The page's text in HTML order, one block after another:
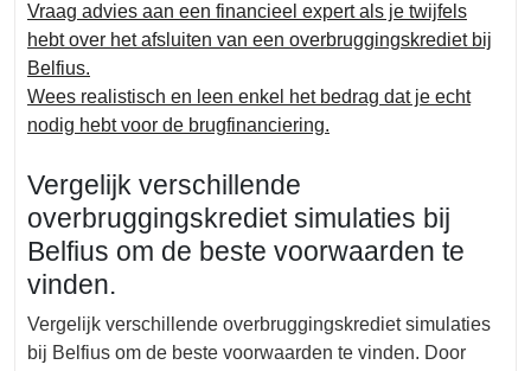
Vraag advies aan een financieel expert als je twijfels
hebt over het afsluiten van een overbruggingskrediet bij
Belfius.
Wees realistisch en leen enkel het bedrag dat je echt
nodig hebt voor de brugfinanciering.
Vergelijk verschillende
overbruggingskrediet simulaties bij
Belfius om de beste voorwaarden te
vinden.
Vergelijk verschillende overbruggingskrediet simulaties
bij Belfius om de beste voorwaarden te vinden. Door